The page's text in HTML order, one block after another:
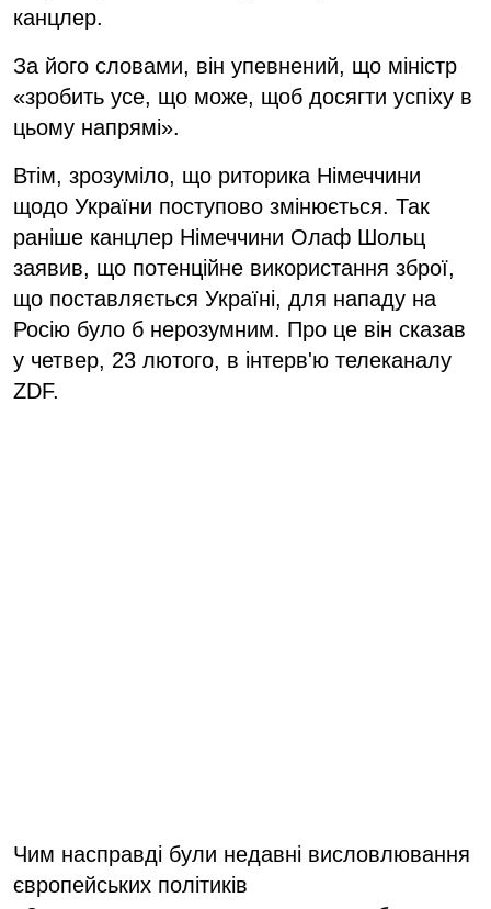
канцлер.
За його словами, він упевнений, що міністр
«зробить усе, що може, щоб досягти успіху в
цьому напрямі».
Втім, зрозуміло, що риторика Німеччини
щодо України поступово змінюється. Так
раніше канцлер Німеччини Олаф Шольц
заявив, що потенційне використання зброї,
що поставляється Україні, для нападу на
Росію було б нерозумним. Про це він сказав
у четвер, 23 лютого, в інтерв'ю телеканалу
ZDF.
Чим насправді були недавні висловлювання
європейських політиків